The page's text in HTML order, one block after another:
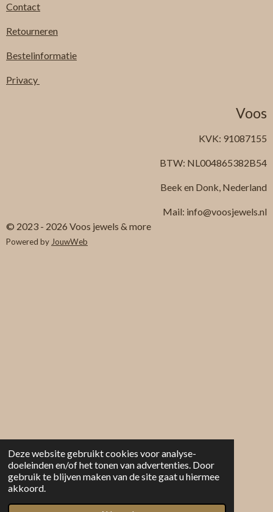
Deze website gebruikt cookies voor analyse-
doeleinden en/of het tonen van advertenties. Door
gebruik te blijven maken van de site gaat u hiermee
akkoord.
Contact
Retourneren
Bestelinformatie
Privacy
Voos
KVK: 91087155
BTW: NL004865382B54
Beek en Donk, Nederland
Mail: info@voosjewels.nl
© 2023 - 2026 Voos jewels & more
Powered by JouwWeb